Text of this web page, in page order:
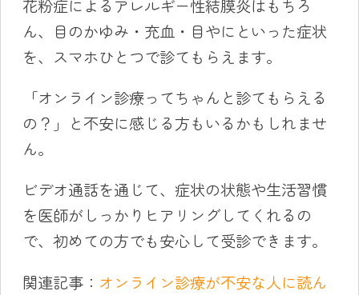
花粉症によるアレルギー性結膜炎はもちろ
ん、目のかゆみ・充血・目やにといった症状
を、スマホひとつで診てもらえます。
「オンライン診療ってちゃんと診てもらえる
の？」と不安に感じる方もいるかもしれませ
ん。
ビデオ通話を通じて、症状の状態や生活習慣
を医師がしっかりヒアリングしてくれるの
で、初めての方でも安心して受診できます。
関連記事： オンライン診療が不安な人に読ん